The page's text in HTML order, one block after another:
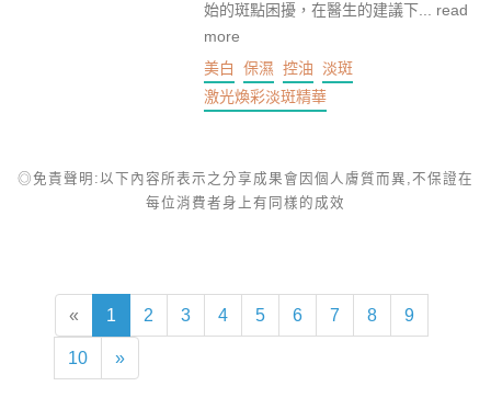
始的斑點困擾，在醫生的建議下... read
more
美白
保濕 控油 淡斑
激光煥彩淡斑精華
◎免責聲明:以下內容所表示之分享成果會因個人膚質而異,不保證在
每位消費者身上有同樣的成效
« 1 2 3 4 5 6 7 8 9
10 »